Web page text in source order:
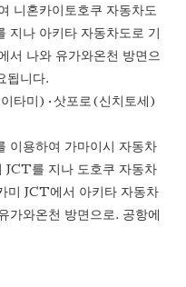
니혼카이토호쿠 자동차도
지나 아키타 자동차도로 기
서 나와 유가와온천 방면으
됩니다.
타미)·삿포로(신치토세)
이용하여 가마이시 자동차
JCT를 지나 도호쿠 자동차
미 JCT에서 아키타 자동차
가와온천 방면으로. 공항에